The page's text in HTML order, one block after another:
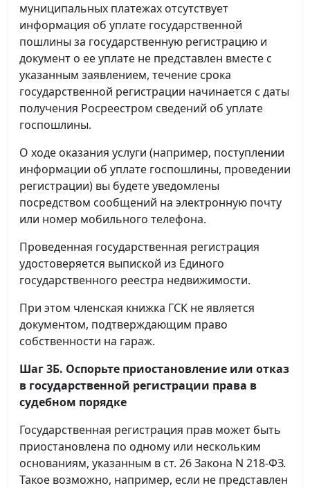
муниципальных платежах отсутствует
информация об уплате государственной
пошлины за государственную регистрацию и
документ о ее уплате не представлен вместе с
указанным заявлением, течение срока
государственной регистрации начинается с даты
получения Росреестром сведений об уплате
госпошлины.
О ходе оказания услуги (например, поступлении
информации об уплате госпошлины, проведении
регистрации) вы будете уведомлены
посредством сообщений на электронную почту
или номер мобильного телефона.
Проведенная государственная регистрация
удостоверяется выпиской из Единого
государственного реестра недвижимости.
При этом членская книжка ГСК не является
документом, подтверждающим право
собственности на гараж.
Шаг 3Б. Оспорьте приостановление или отказ
в государственной регистрации права в
судебном порядке
Государственная регистрация прав может быть
приостановлена по одному или нескольким
основаниям, указанным в ст. 26 Закона N 218-ФЗ.
Такое возможно, например, если не представлен